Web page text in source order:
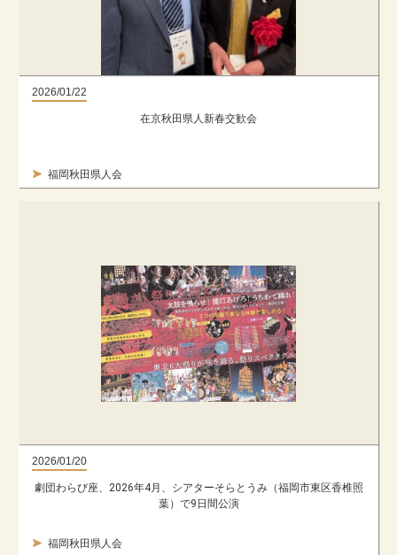
2026/01/22
福岡秋田県人会
在京秋田県人新春交歓会
2026/01/20
福岡秋田県人会
劇団わらび座、2026年4月、シアターそらとうみ（福岡市東区香椎照
葉）で9日間公演